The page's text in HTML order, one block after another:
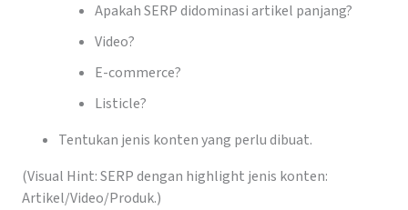
Apakah SERP didominasi artikel panjang?
Video?
E-commerce?
Listicle?
Tentukan jenis konten yang perlu dibuat.
(Visual Hint: SERP dengan highlight jenis konten:
Artikel/Video/Produk.)